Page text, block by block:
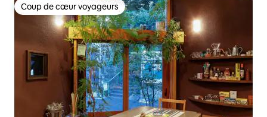
Coup de cœur voyageurs
Coup de cœur voyageurs